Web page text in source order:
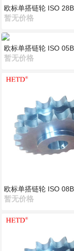
欧标单搭链轮 ISO
暂无价格
欧标单搭链轮 ISO
暂无价格
欧标单搭链轮 ISO
暂无价格